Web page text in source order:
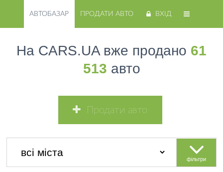
АВТОБАЗАР ПРОДАТИ АВТО ВХІД
На CARS.UA вже продано 61
513 авто
Продати авто
фільтри